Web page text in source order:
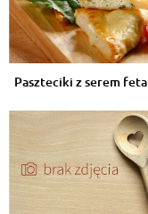
Paszteciki z serem feta